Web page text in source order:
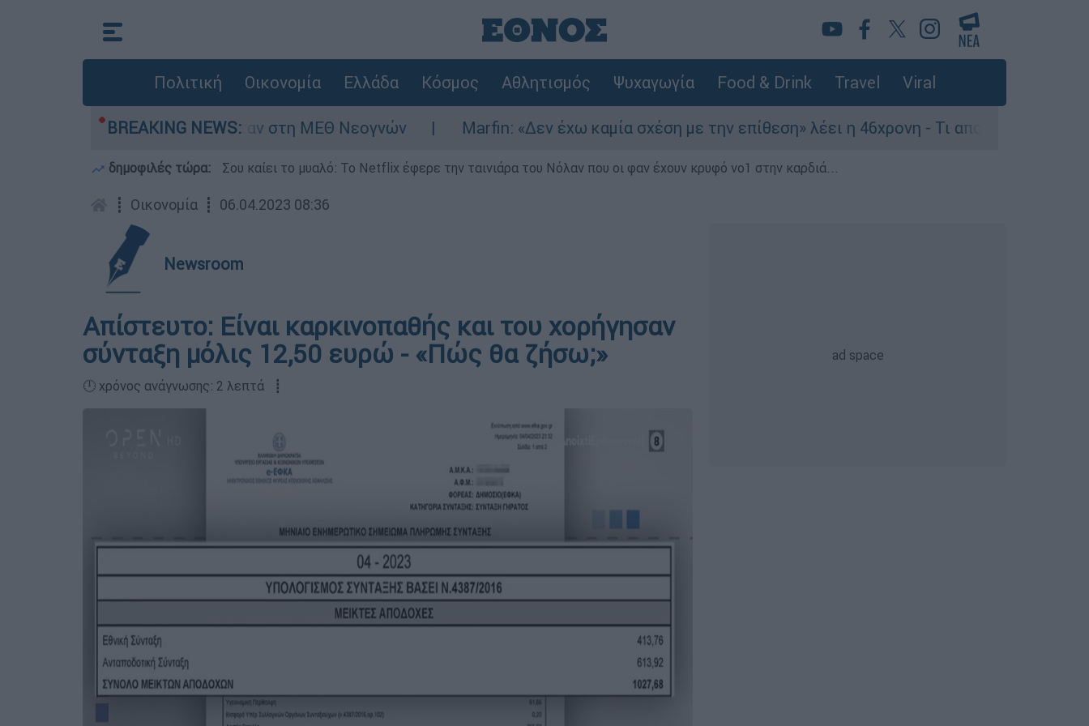
Πολιτική Οικονομία Ελλάδα Κόσμος Αθλητισμός Ψυχαγωγία Food & Drink Travel Viral
BREAKING NEWS:
8 ημερών - Νοσηλευόταν στη ΜΕΘ Νεογνών Marfin: «Δεν έχω καμία σχέση με την επίθεση» λέει η 46χρονη - Τι αποκάλυψε στους
δημοφιλές τώρα: Σου καίει το μυαλό: Το Netflix έφερε την ταινιάρα του Νόλαν που οι φαν έχουν κρυφό νο1 στην καρδιά...
┋ Οικονομία ┋ 06.04.2023 08:36
Newsroom
Απίστευτο: Είναι καρκινοπαθής και του χορήγησαν
σύνταξη μόλις 12,50 ευρώ - «Πώς θα ζήσω;»
🕛 χρόνος ανάγνωσης: 2 λεπτά ┋